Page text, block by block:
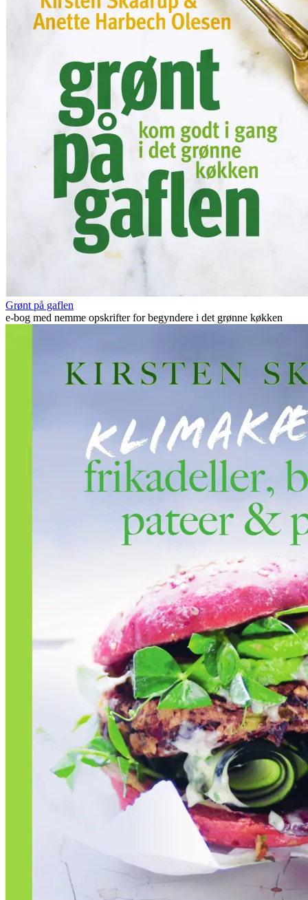
Grønt på gaflen
e-bog med nemme opskrifter for begyndere i det grønne køkken